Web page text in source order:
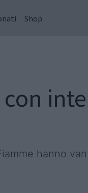
Shop
con
hanno